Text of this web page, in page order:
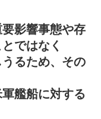
影響事態や存
ではなく
るため、その
艦船に対する